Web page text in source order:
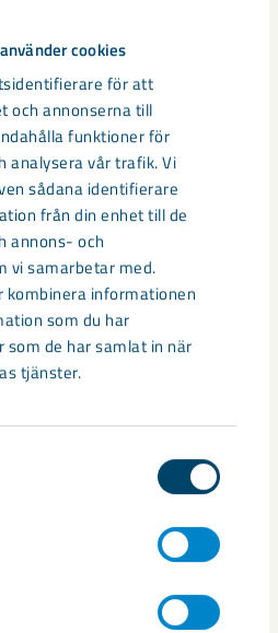
cookies
för att
och annonserna till
funktioner för
analysera vår trafik. Vi
sådana identifierare
från din enhet till de
annons- och
vi samarbetar med.
kombinera informationen
som du har
de har samlat in när
tjänster.
i gamla Kiruna
under 2026
avveckling av fastigheter i
av den pågående gruvdriften
upptäckte en
uppleva handboll på hög nivå